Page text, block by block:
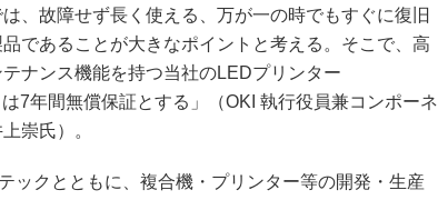
、故障せず長く使える、万が一の時でもすぐに復旧
であることが大きなポイントと考える。そこで、高
ナンス機能を持つ当社のLEDプリンター
7年間無償保証とする」（OKI 執行役員兼コンポーネ
崇氏）。
ックとともに、複合機・プリンター等の開発・生産